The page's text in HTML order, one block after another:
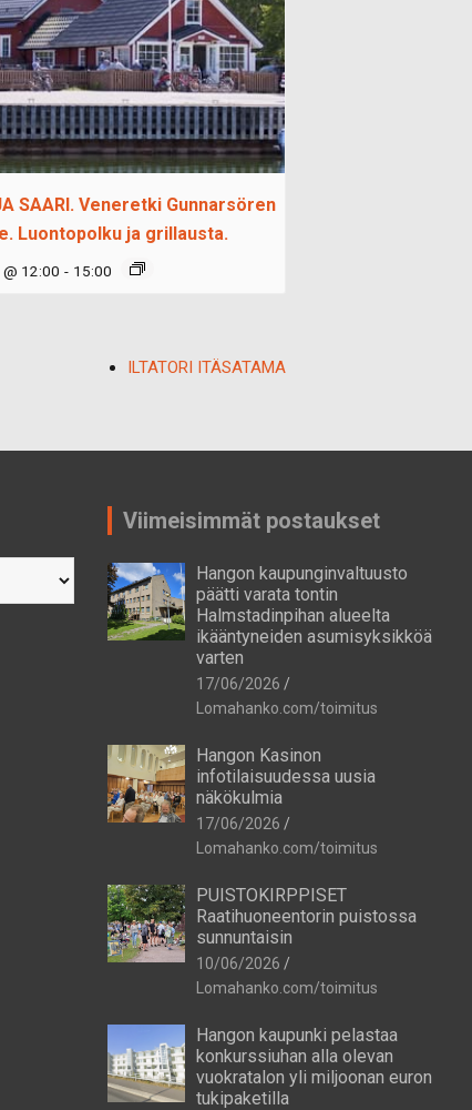
SAARI. Veneretki Gunnarsören
Luontopolku ja grillausta.
12:00 - 15:00
ILTATORI ITÄSATAMA
Viimeisimmät postaukset
Hangon kaupunginvaltuusto
päätti varata tontin
Halmstadinpihan alueelta
ikääntyneiden asumisyksikköä
varten
17/06/2026
Lomahanko.com/toimitus
Hangon Kasinon
infotilaisuudessa uusia
näkökulmia
17/06/2026
Lomahanko.com/toimitus
PUISTOKIRPPISET
Raatihuoneentorin puistossa
sunnuntaisin
10/06/2026
Lomahanko.com/toimitus
Hangon kaupunki pelastaa
konkurssiuhan alla olevan
vuokratalon yli miljoonan euron
tukipaketilla